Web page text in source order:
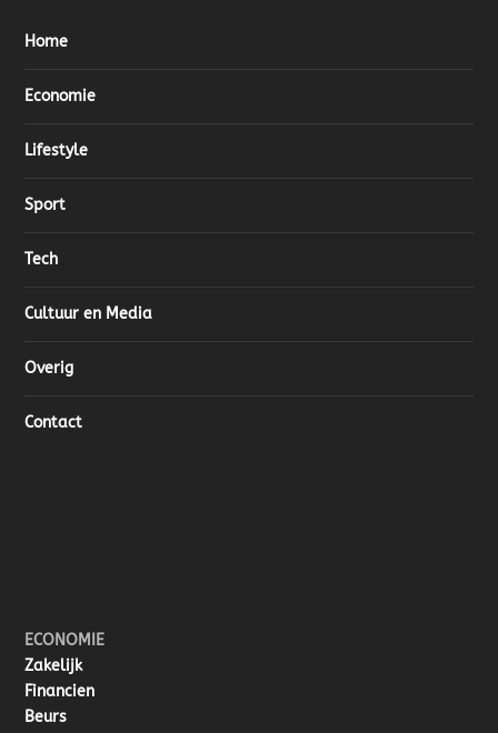
Home
Economie
Lifestyle
Sport
Tech
Cultuur en Media
Overig
Contact
ECONOMIE
Zakelijk
Financien
Beurs